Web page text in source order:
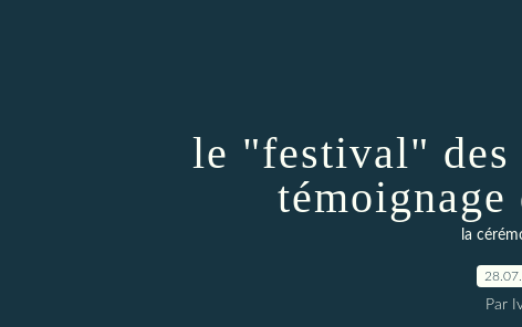
le "festival" des
la
Par